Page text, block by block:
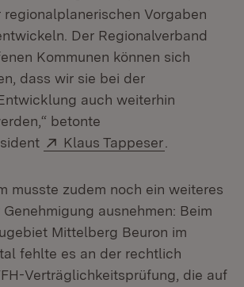
Vorgaben
Der Regionalverband
Kommunen können sich
dass wir sie bei der
auch weiterhin
betonte
Extern:
Klaus Tappeser
musste zudem noch ein weiteres
ausnehmen: Beim
Mittelberg Beuron im
fehlte es an der rechtlich
Verträglichkeitsprüfung, die auf